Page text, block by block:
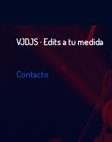
VJDJS · Edits a tu medida
Contacto